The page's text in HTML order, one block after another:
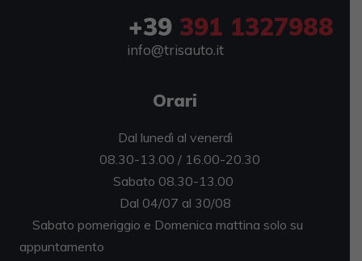
+39 391 1327988
info@trisauto.it
Orari
Dal lunedì al venerdì
08.30-13.00 / 16.00-20.30
Sabato 08.30-13.00
Dal 04/07 al 30/08
Sabato pomeriggio e Domenica mattina solo su
appuntamento